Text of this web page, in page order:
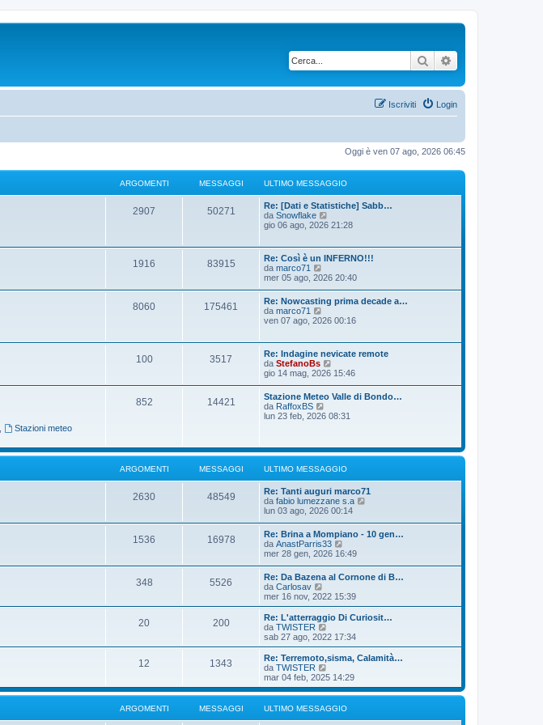
Cerca
Login
Iscriviti
Oggi è ven 07 ago, 2026 06:45
ARGOMENTI MESSAGGI ULTIMO MESSAGGIO
2907 50271
Re: [Dati e Statistiche] Sabb…
da Snowflake
e
u
l
t
i
m
o
e
s
a
g
g
i
o
gio 06 ago, 2026 21:28
1916 83915
Re: Così è un INFERNO!!!
da marco71
e
u
l
t
m
o
m
e
s
s
a
g
g
mer 05 ago, 2026 20:40
8060 175461
Re: Nowcasting prima decade a…
da marco71
e
l
t
i
m
o
m
e
a
g
g
i
o
ven 07 ago, 2026 00:16
100 3517
Re: Indagine nevicate remote
da StefanoBs
e
i
u
l
t
o
m
e
s
s
a
g
i
o
gio 14 mag, 2026 15:46
Stazioni meteo
852 14421
Stazione Meteo Valle di Bondo…
da RaffoxBS
e
l
i
m
o
m
e
s
s
a
g
i
o
lun 23 feb, 2026 08:31
ARGOMENTI MESSAGGI ULTIMO MESSAGGIO
2630 48549
Re: Tanti auguri marco71
da fabio lumezzane s.a
i
u
i
m
e
s
g
g
lun 03 ago, 2026 00:14
1536 16978
Re: Brina a Mompiano - 10 gen…
da AnastParris33
e
i
u
l
t
i
m
m
e
s
a
g
g
i
mer 28 gen, 2026 16:49
348 5526
Re: Da Bazena al Cornone di B…
da Carlosav
e
d
i
u
l
m
o
m
e
s
a
mer 16 nov, 2022 15:39
20 200
Re: L'atterraggio Di Curiosit…
da TWISTER
e
d
i
l
i
m
o
sab 27 ago, 2022 17:34
12 1343
Re: Terremoto,sisma, Calamità…
da TWISTER
e
d
i
u
mar 04 feb, 2025 14:29
ARGOMENTI MESSAGGI ULTIMO MESSAGGIO